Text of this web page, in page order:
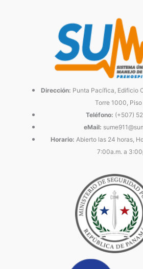
Dirección: Punta Pacífica, Edificio
Torre 1000,
Teléfono: (+507)
eMail:
Horario: Abierto las 24 horas,
7:00a.m. a